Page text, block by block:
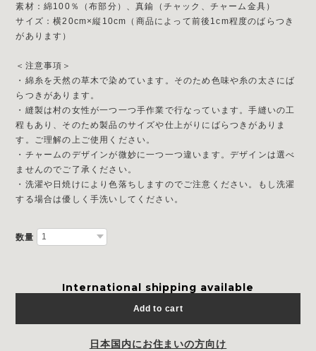
素材：綿100％（布部分）、真鍮（チャック、チャーム金具）
サイズ：横20cm×縦10cm（商品によって前後1cm程度のばらつき
があります）
＜注意事項＞
・綿糸を天然の草木で染めています。そのため色味や糸の太さにば
らつきがあります。
・縫製は村の女性が一つ一つ手作業で行なっています。手縫いの工
程もあり、そのため製品のサイズや仕上がりにばらつきがありま
す。ご理解の上ご使用ください。
・チャームのデザインが微妙に一つ一つ違います。デザインは選べ
ませんのでご了承ください。
・洗濯や日焼けにより色落ちしますのでご注意ください。もし洗濯
する場合は優しく手洗いしてください。
数量
International shipping available
Add to cart
日本国内にお住まいの方向け